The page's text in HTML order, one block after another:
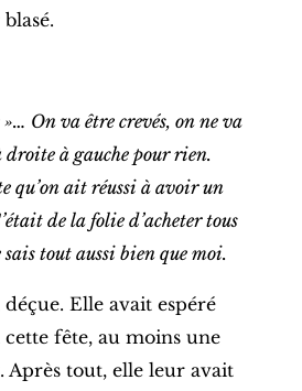
On va être crevés, on ne va
à gauche pour rien.
qu’on ait réussi à avoir un
de la folie d’acheter tous
sais tout aussi bien que moi.
Elle avait espéré
fête, au moins une
Après tout, elle leur avait